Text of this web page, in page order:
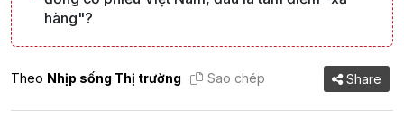
hàng"?
Theo Nhịp sống Thị trường Sao chép Share